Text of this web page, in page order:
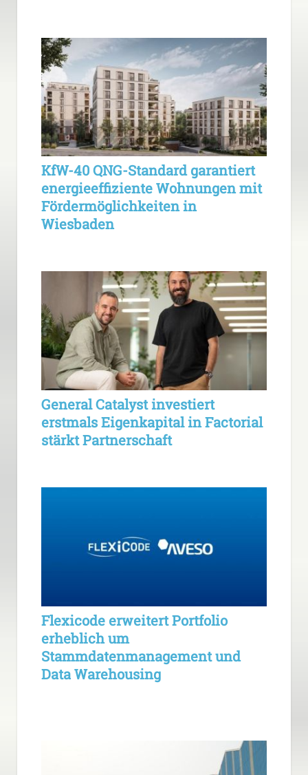
KfW-40 QNG-Standard garantiert
energieeffiziente Wohnungen mit
Fördermöglichkeiten in
Wiesbaden
General Catalyst investiert
erstmals Eigenkapital in Factorial
stärkt Partnerschaft
Flexicode erweitert Portfolio
erheblich um
Stammdatenmanagement und
Data Warehousing